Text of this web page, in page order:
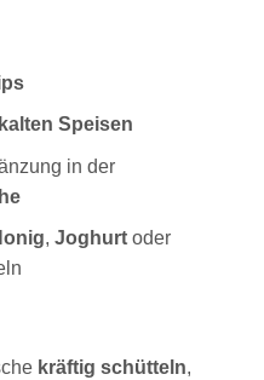
kalten Speisen
in der
, Joghurtoder
kräftig schütteln,